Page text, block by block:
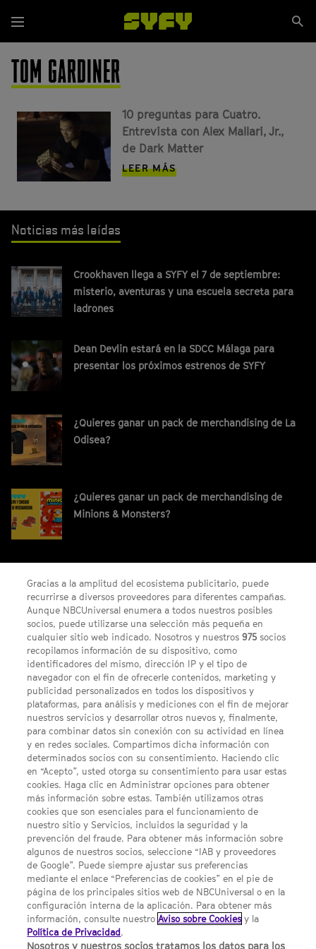
contenido
principal
Menú
TOM GARDINER
10 preguntas para Cuatro.
Entrevista con Alex Mallari, Jr.,
de Dark Matter
LEER MÁS
Noticias más leídas
Crookhaven llega a SYFY el 7 de septiembre:
misterio, aventuras y una escuela secreta para
ladrones
Dean Devlin estará en la SDCC Málaga para
presentar los próximos estrenos de SYFY
¿Quieres ganar un pack de merchandising de La
Odisea?
¿Quieres ganar un pack de merchandising de
Minions & Monsters?
Síguenos
FACEBOOK
TWITTER
YOUTUBEINSTAGRAM
ENLACES DE INTERÉS
Acerca de SYFY
Condiciones Generales de Uso
Opciones de Anuncios
Política de privacidad
UNA DIVISIÓN DE NBCUNIVERSAL
NBCUNIVERSAL
Contáctanos por email: contact.SYFYSpain@nbcuni.com
Gracias a la amplitud del ecosistema publicitario, puede
recurrirse a diversos proveedores para diferentes campañas.
Aunque NBCUniversal enumera a todos nuestros posibles
socios, puede utilizarse una selección más pequeña en
cualquier sitio web indicado. Nosotros y nuestros975 socios
recopilamos información de su dispositivo, como
identificadores del mismo, dirección IP y el tipo de
navegador con el fin de ofrecerle contenidos, marketing y
publicidad personalizados en todos los dispositivos y
plataformas, para análisis y mediciones con el fin de mejorar
nuestros servicios y desarrollar otros nuevos y, finalmente,
para combinar datos sin conexión con su actividad en línea
y en redes sociales. Compartimos dicha información con
determinados socios con su consentimiento. Haciendo clic
en “Acepto”, usted otorga su consentimiento para usar estas
cookies. Haga clic en Administrar opciones para obtener
más información sobre estas. También utilizamos otras
cookies que son esenciales para el funcionamiento de
nuestro sitio y Servicios, incluidos la seguridad y la
prevención del fraude. Para obtener más información sobre
algunos de nuestros socios, seleccione “IAB y proveedores
de Google”. Puede siempre ajustar sus preferencias
mediante el enlace “Preferencias de cookies” en el pie de
página de los principales sitios web de NBCUniversal o en la
configuración interna de la aplicación. Para obtener más
información, consulte nuestroAviso sobre Cookies y la
Política de Privacidad.
Nosotros y nuestros socios tratamos los datos para los